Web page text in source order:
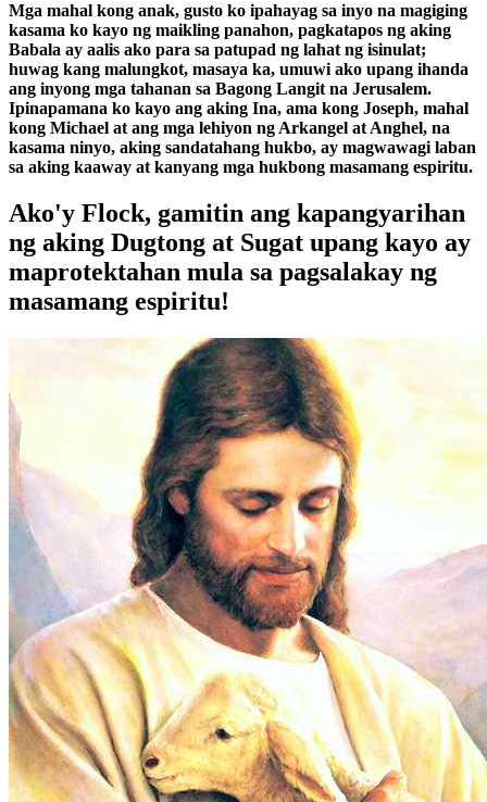
Mga mahal kong anak, gusto ko ipahayag sa inyo na magiging
kasama ko kayo ng maikling panahon, pagkatapos ng aking
Babala ay aalis ako para sa patupad ng lahat ng isinulat;
huwag kang malungkot, masaya ka, umuwi ako upang ihanda
ang inyong mga tahanan sa Bagong Langit na Jerusalem.
Ipinapamana ko kayo ang aking Ina, ama kong Joseph, mahal
kong Michael at ang mga lehiyon ng Arkangel at Anghel, na
kasama ninyo, aking sandatahang hukbo, ay magwawagi laban
sa aking kaaway at kanyang mga hukbong masamang espiritu.
Ako'y Flock, gamitin ang kapangyarihan
ng aking Dugtong at Sugat upang kayo ay
maprotektahan mula sa pagsalakay ng
masamang espiritu!